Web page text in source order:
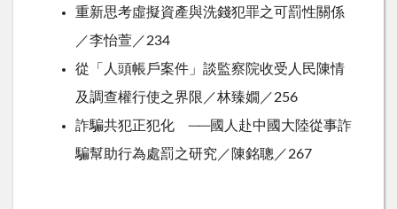
重新思考虛擬資產與洗錢犯罪之可罰性關係
／李怡萱／234
從「人頭帳戶案件」談監察院收受人民陳情
及調查權行使之界限／林臻嫺／256
詐騙共犯正犯化 ──國人赴中國大陸從事詐
騙幫助行為處罰之研究／陳銘聰／267